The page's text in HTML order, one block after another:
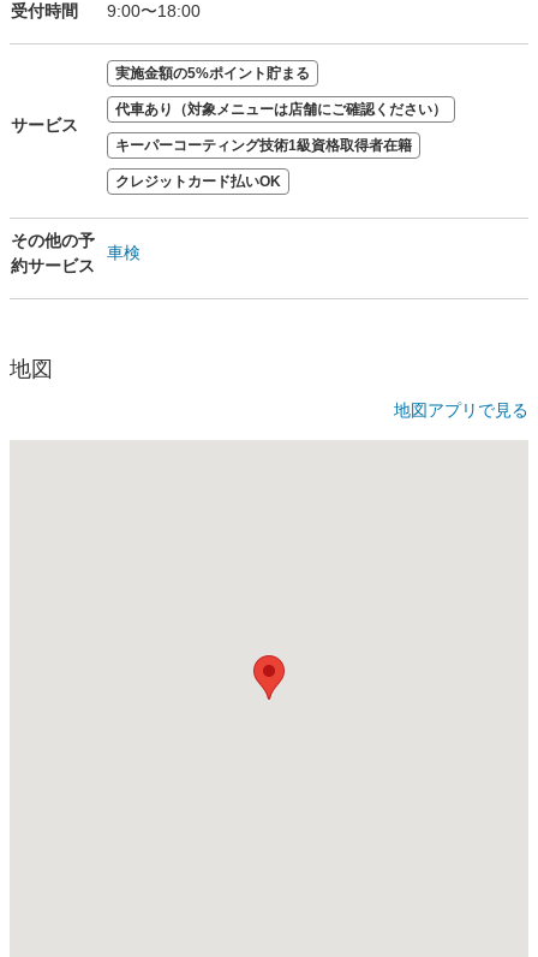
受付時間 9:00〜18:00
サービス
実施金額の5%ポイント貯まる
代車あり（対象メニューは店舗にご確認ください）
キーパーコーティング技術1級資格取得者在籍
クレジットカード払いOK
その他の予
約サービス
車検
地図
地図アプリで見る